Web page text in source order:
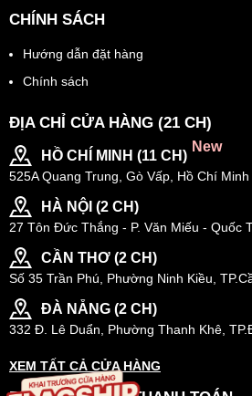
CHÍNH SÁCH
Hướng dẫn đặt hàng
Chính sách
ĐỊA CHỈ CỬA HÀNG (21 CH)
HỒ CHÍ MINH (11 CH)
New
525A Quang Trung, Gò Vấp, Hồ Chí Minh
HÀ NỘI (2 CH)
27 Tôn Đức Thắng - P. Văn Miếu - Quốc
CẦN THƠ (2 CH)
Số 35 Trần Phú, Phường Ninh Kiều,
ĐÀ NẴNG (2 CH)
332 Đ. Lê Duẩn, Phường Thanh Khê,
XEM TẤT CẢ CỬA HÀNG